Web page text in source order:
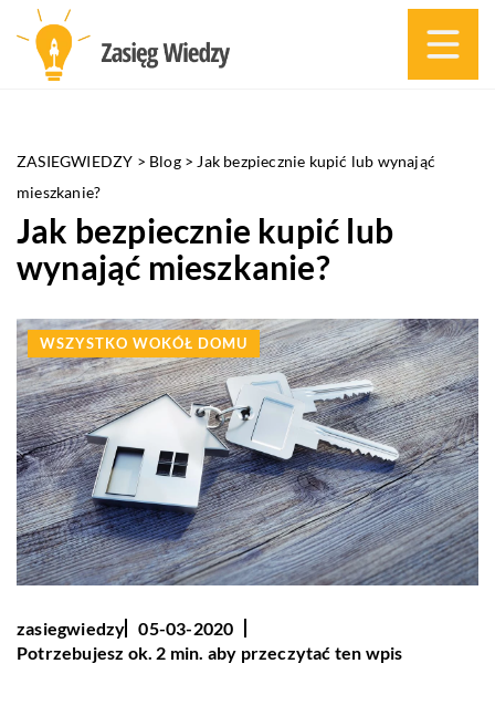
ZASIEGWIEDZY > Blog> Jak bezpiecznie kupić lub wynająć
mieszkanie?
Jak bezpiecznie kupić lub
wynająć mieszkanie?
WSZYSTKO WOKÓŁ DOMU
zasiegwiedzy
05-03-2020
Potrzebujesz ok. 2 min. aby przeczytać ten wpis